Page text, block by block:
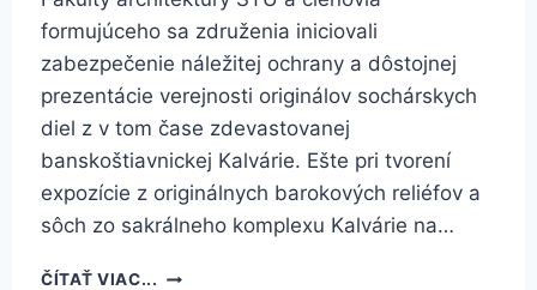
formujúceho sa združenia iniciovali
zabezpečenie náležitej ochrany a dôstojnej
prezentácie verejnosti originálov sochárskych
diel z v tom čase zdevastovanej
banskoštiavnickej Kalvárie. Ešte pri tvorení
expozície z originálnych barokových reliéfov a
sôch zo sakrálneho komplexu Kalvárie na…
ČÍTAŤ VIAC... ĎALŠIE